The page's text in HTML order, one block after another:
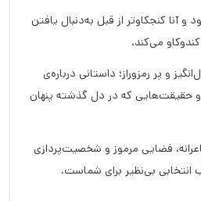
و آنا کنجکاوتر از قبل به‌دنبال یافتن
می‌کند.
و پر رمزوراز؛ داستانی درباره‌ی
که در دل گذشته پنهان
فضایی مرموز و شخصیت‌پردازی
بی‌نظیر برای شماست.